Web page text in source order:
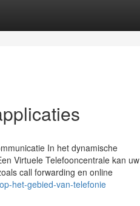
In het dynamische
Virtuele Telefooncentrale kan uw
call forwarding en online
het-gebied-van-telefonie